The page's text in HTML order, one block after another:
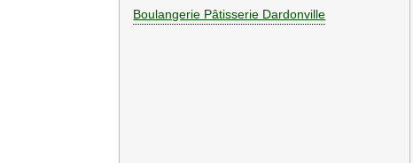
Boulangerie Pâtisserie Dardonville